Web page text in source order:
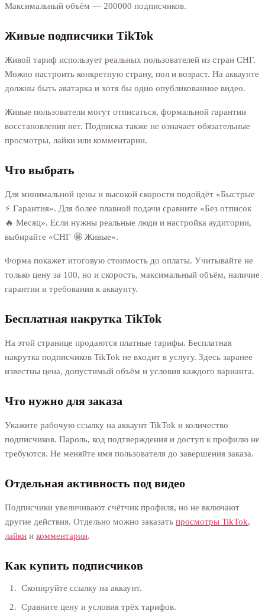
Максимальный объём — 200000 подписчиков.
Живые подписчики TikTok
Живой тариф использует реальных пользователей из стран СНГ.
Можно настроить конкретную страну, пол и возраст. На аккаунте
должны быть аватарка и хотя бы одно опубликованное видео.
Живые пользователи могут отписаться, формальной гарантии
восстановления нет. Подписка также не означает обязательные
просмотры, лайки или комментарии.
Что выбрать
Для минимальной цены и высокой скорости подойдёт «Быстрые
⚡️ Гарантия». Для более плавной подачи сравните «Без отписок
🔥 Месяц». Если нужны реальные люди и настройка аудитории,
выбирайте «СНГ 🤩 Живые».
Форма покажет итоговую стоимость до оплаты. Учитывайте не
только цену за 100, но и скорость, максимальный объём, наличие
гарантии и требования к аккаунту.
Бесплатная накрутка TikTok
На этой странице продаются платные тарифы. Бесплатная
накрутка подписчиков TikTok не входит в услугу. Здесь заранее
известны цена, допустимый объём и условия каждого варианта.
Что нужно для заказа
Укажите рабочую ссылку на аккаунт TikTok и количество
подписчиков. Пароль, код подтверждения и доступ к профилю не
требуются. Не меняйте имя пользователя до завершения заказа.
Отдельная активность под видео
Подписчики увеличивают счётчик профиля, но не включают
другие действия. Отдельно можно заказать просмотры TikTok,
лайки и комментарии.
Как купить подписчиков
Скопируйте ссылку на аккаунт.
Сравните цену и условия трёх тарифов.